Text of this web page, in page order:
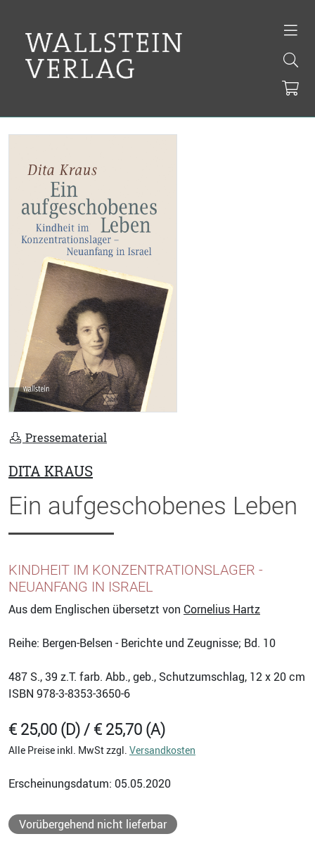
Pressematerial
DITA KRAUS
Ein aufgeschobenes Leben
KINDHEIT IM KONZENTRATIONSLAGER -
NEUANFANG IN ISRAEL
Aus dem Englischen übersetzt von Cornelius Hartz
Reihe: Bergen-Belsen - Berichte und Zeugnisse; Bd. 10
487 S., 39 z.T. farb. Abb., geb., Schutzumschlag, 12 x 20 cm
ISBN 978-3-8353-3650-6
€ 25,00 (D) / € 25,70 (A)
Alle Preise inkl. MwSt zzgl. Versandkosten
Erscheinungsdatum: 05.05.2020
Vorübergehend nicht lieferbar